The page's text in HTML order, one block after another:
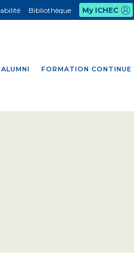
ALUMNI FORMATION CONTINUE
Bibliothèque My ICHEC